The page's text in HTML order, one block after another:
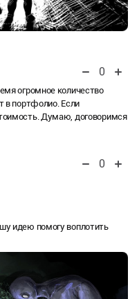
0
огромное количество
в портфолио. Если
Думаю, договоримся
0
идею помогу воплотить